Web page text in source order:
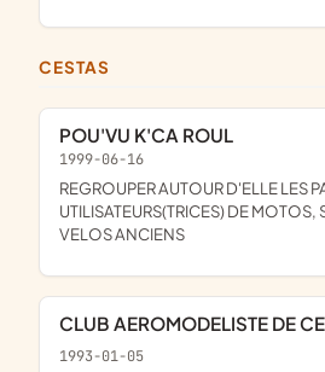
CESTAS
POU'VU K'CA ROUL
1999-06-16
REGROUPER AUTOUR D'ELLE LES PASSIONNES(ES) OU
UTILISATEURS(TRICES) DE MOTOS,
VELOS ANCIENS
CLUB AEROMODELISTE DE
1993-01-05